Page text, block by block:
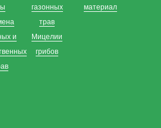
и
газонных
трав
Мицелии
грибов
материал